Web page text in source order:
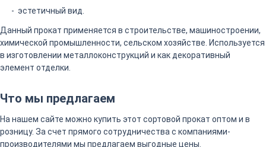
эстетичный вид.
Данный прокат применяется в строительстве, машиностроении,
химической промышленности, сельском хозяйстве. Используется
в изготовлении металлоконструкций и как декоративный
элемент отделки.
Что мы предлагаем
На нашем сайте можно купить этот сортовой прокат оптом и в
розницу. За счет прямого сотрудничества с компаниями-
производителями мы предлагаем выгодные цены.